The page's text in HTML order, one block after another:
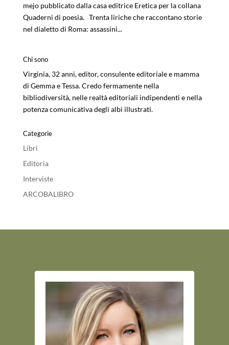
mejo pubblicato dalla casa editrice Eretica per la collana
Quaderni di poesia. Trenta liriche che raccontano storie
nel dialetto di Roma: assassini...
Chi sono
Virginia, 32 anni, editor, consulente editoriale e mamma
di Gemma e Tessa. Credo fermamente nella
bibliodiversità, nelle realtà editoriali indipendenti e nella
potenza comunicativa degli albi illustrati.
Categorie
Libri
Editoria
Interviste
ARCOBALIBRO